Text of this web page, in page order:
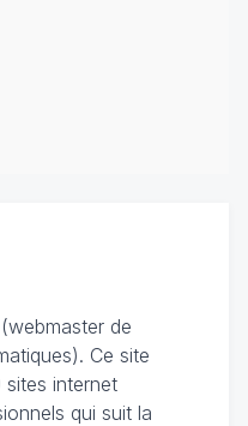
de
Ce site
internet
qui suit la